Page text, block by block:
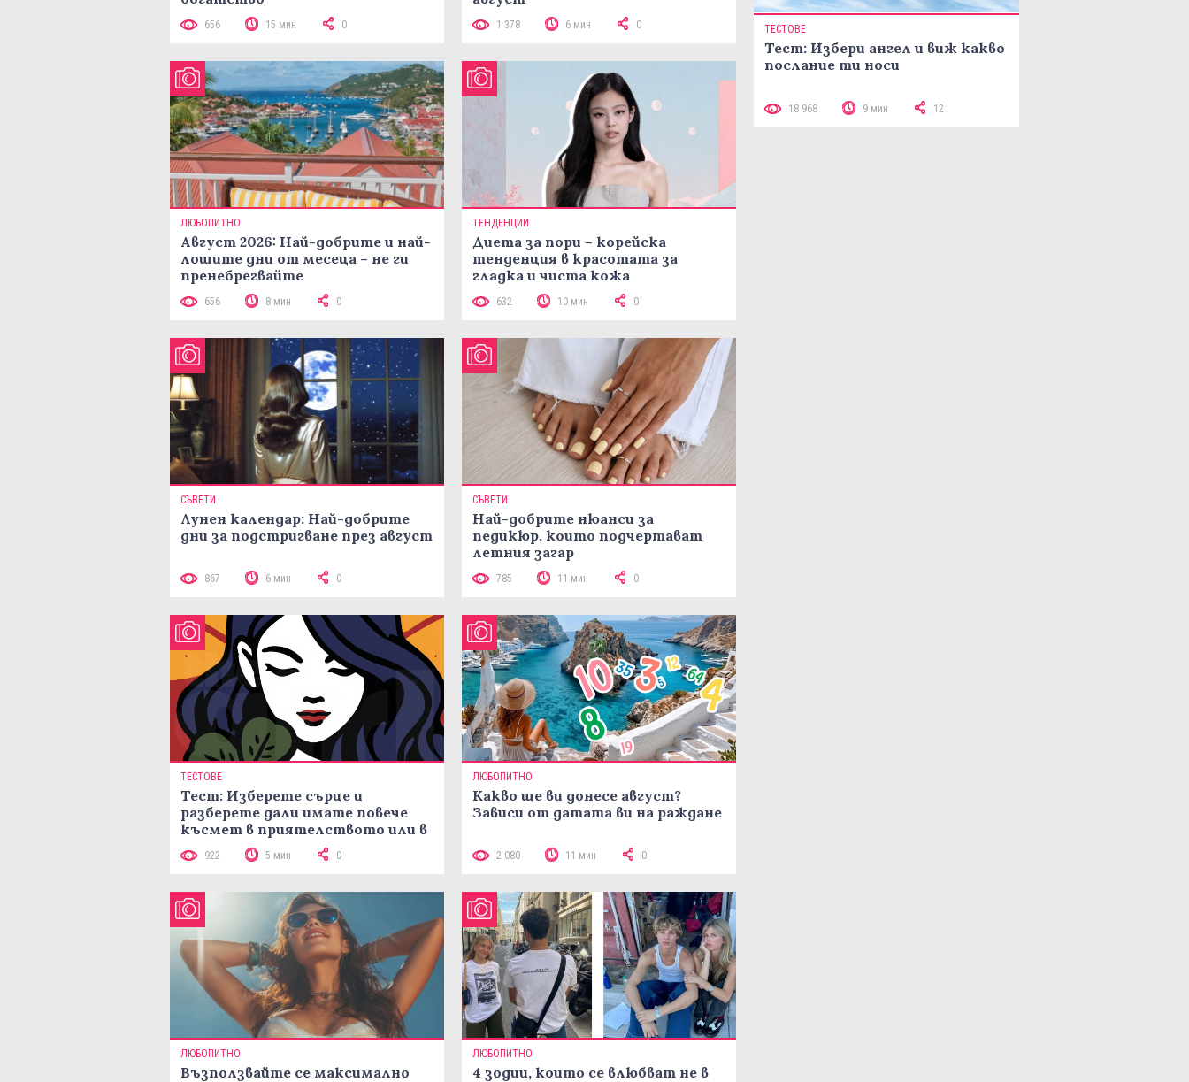
656 15 мин 0 1 378 6 мин 0
ЛЮБОПИТНО
Август 2026: Най-добрите и най-
лошите дни от месеца – не ги
пренебрегвайте
656 8 мин 0
ТЕНДЕНЦИИ
Диета за пори – корейска
тенденция в красотата за
гладка и чиста кожа
632 10 мин 0
СЪВЕТИ
Лунен календар: Най-добрите
дни за подстригване през август
867 6 мин 0
СЪВЕТИ
Най-добрите нюанси за
педикюр, които подчертават
летния загар
785 11 мин 0
ТЕСТОВЕ
Тест: Изберете сърце и
разберете дали имате повече
късмет в приятелството или в
любовта
922 5 мин 0
ЛЮБОПИТНО
Какво ще ви донесе август?
Зависи от датата ви на ражданe
2 080 11 мин 0
ЛЮБОПИТНО
Възползвайте се максимално
ЛЮБОПИТНО
4 зодии, които се влюбват не в
ТЕСТОВЕ
Тест: Избери ангел и виж какво
послание ти носи
18 968 9 мин 12